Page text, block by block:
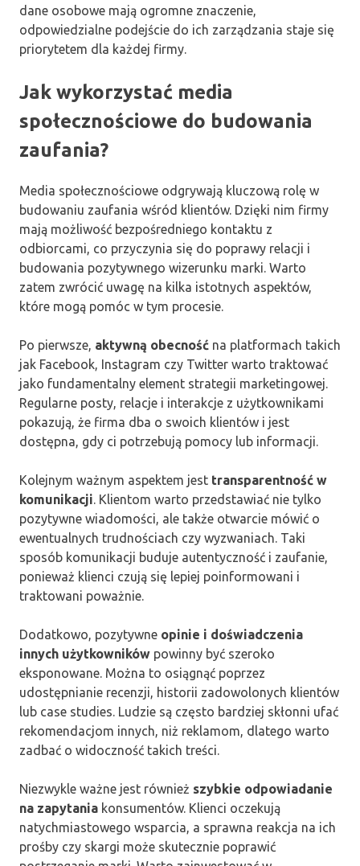
dane osobowe mają ogromne znaczenie,
odpowiedzialne podejście do ich zarządzania staje się
priorytetem dla każdej firmy.
Jak wykorzystać media
społecznościowe do budowania
zaufania?
Media społecznościowe odgrywają kluczową rolę w
budowaniu zaufania wśród klientów. Dzięki nim firmy
mają możliwość bezpośredniego kontaktu z
odbiorcami, co przyczynia się do poprawy relacji i
budowania pozytywnego wizerunku marki. Warto
zatem zwrócić uwagę na kilka istotnych aspektów,
które mogą pomóc w tym procesie.
Po pierwsze, aktywną obecność na platformach takich
jak Facebook, Instagram czy Twitter warto traktować
jako fundamentalny element strategii marketingowej.
Regularne posty, relacje i interakcje z użytkownikami
pokazują, że firma dba o swoich klientów i jest
dostępna, gdy ci potrzebują pomocy lub informacji.
Kolejnym ważnym aspektem jest transparentność w
komunikacji. Klientom warto przedstawiać nie tylko
pozytywne wiadomości, ale także otwarcie mówić o
ewentualnych trudnościach czy wyzwaniach. Taki
sposób komunikacji buduje autentyczność i zaufanie,
ponieważ klienci czują się lepiej poinformowani i
traktowani poważnie.
Dodatkowo, pozytywne opinie i doświadczenia
innych użytkowników powinny być szeroko
eksponowane. Można to osiągnąć poprzez
udostępnianie recenzji, historii zadowolonych klientów
lub case studies. Ludzie są często bardziej skłonni ufać
rekomendacjom innych, niż reklamom, dlatego warto
zadbać o widoczność takich treści.
Niezwykle ważne jest również szybkie odpowiadanie
na zapytania konsumentów. Klienci oczekują
natychmiastowego wsparcia, a sprawna reakcja na ich
prośby czy skargi może skutecznie poprawić